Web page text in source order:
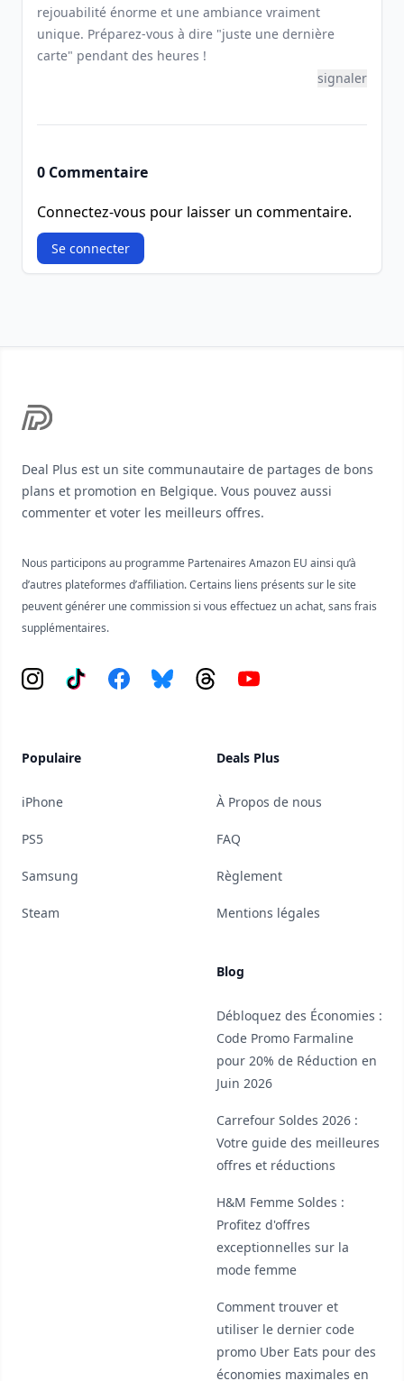
rejouabilité énorme et une ambiance vraiment
unique. Préparez-vous à dire "juste une dernière
carte" pendant des heures !
signaler
0 Commentaire
Connectez-vous pour laisser un commentaire.
Se connecter
Deal Plus est un site communautaire de partages de bons
plans et promotion en Belgique. Vous pouvez aussi
commenter et voter les meilleurs offres.
Nous participons au programme Partenaires Amazon EU ainsi qu’à
d’autres plateformes d’affiliation. Certains liens présents sur le site
peuvent générer une commission si vous effectuez un achat, sans frais
supplémentaires.
Instagram
Tiktok FacebookBlueskyThreadsYouTube
Populaire
iPhone
PS5
Samsung
Steam
Deals Plus
À Propos de nous
FAQ
Règlement
Mentions légales
Blog
Débloquez des Économies :
Code Promo Farmaline
pour 20% de Réduction en
Juin 2026
Carrefour Soldes 2026 :
Votre guide des meilleures
offres et réductions
H&M Femme Soldes :
Profitez d'offres
exceptionnelles sur la
mode femme
Comment trouver et
utiliser le dernier code
promo Uber Eats pour des
économies maximales en